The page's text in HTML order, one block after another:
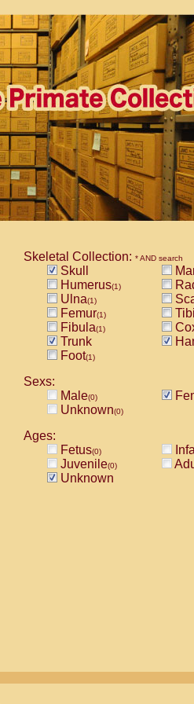
Skeletal Collection: * AND search
Skull
Humerus(1)
Ulna(1)
Femur(1)
Fibula(1)
Trunk
Foot(1)
Sexs:
Male(0)
Unknown(0)
Ages:
Fetus(0)
Juvenile(0)
Unknown